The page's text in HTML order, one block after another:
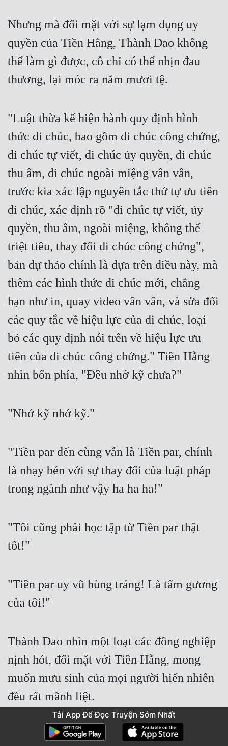
Nhưng mà đối mặt với sự lạm dụng uy
quyền của Tiền Hằng, Thành Dao không
thể làm gì được, cô chỉ có thể nhịn đau
thương, lại móc ra năm mươi tệ.
"Luật thừa kế hiện hành quy định hình
thức di chúc, bao gồm di chúc công chứng,
di chúc tự viết, di chúc ủy quyền, di chúc
thu âm, di chúc ngoài miệng vân vân,
trước kia xác lập nguyên tắc thứ tự ưu tiên
di chúc, xác định rõ "di chúc tự viết, ủy
quyền, thu âm, ngoài miệng, không thể
triệt tiêu, thay đổi di chúc công chứng",
bản dự thảo chính là dựa trên điều này, mà
thêm các hình thức di chúc mới, chẳng
hạn như in, quay video vân vân, và sửa đổi
các quy tắc về hiệu lực của di chúc, loại
bỏ các quy định nói trên về hiệu lực ưu
tiên của di chúc công chứng." Tiền Hằng
nhìn bốn phía, "Đều nhớ kỹ chưa?"
"Nhớ kỹ nhớ kỹ."
"Tiền par đến cùng vẫn là Tiền par, chính
là nhạy bén với sự thay đổi của luật pháp
trong ngành như vậy ha ha ha!"
"Tôi cũng phải học tập từ Tiền par thật
tốt!"
"Tiền par uy vũ hùng tráng! Là tấm gương
của tôi!"
Thành Dao nhìn một loạt các đồng nghiệp
nịnh hót, đối mặt với Tiền Hằng, mong
muốn mưu sinh của mọi người hiển nhiên
đều rất mãnh liệt.
Trò chơi này thật hay, không chỉ tràn đầy
Tải App Để Đọc Truyện Sớm Nhất